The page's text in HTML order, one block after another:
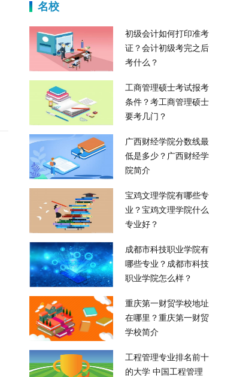
名校
初级会计如何打印准考
证？会计初级考完之后
考什么？
工商管理硕士考试报考
条件？考工商管理硕士
要考几门？
广西财经学院分数线最
低是多少？广西财经学
院简介
宝鸡文理学院有哪些专
业？宝鸡文理学院什么
专业好？
成都市科技职业学院有
哪些专业？成都市科技
职业学院怎么样？
重庆第一财贸学校地址
在哪里？重庆第一财贸
学校简介
工程管理专业排名前十
的大学 中国工程管理